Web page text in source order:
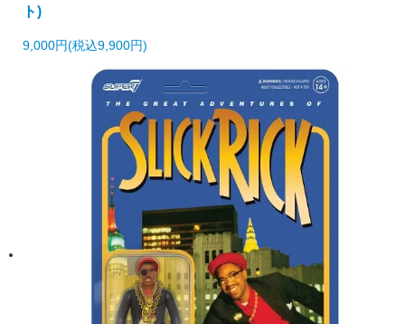
ト)
9,000円(税込9,900円)